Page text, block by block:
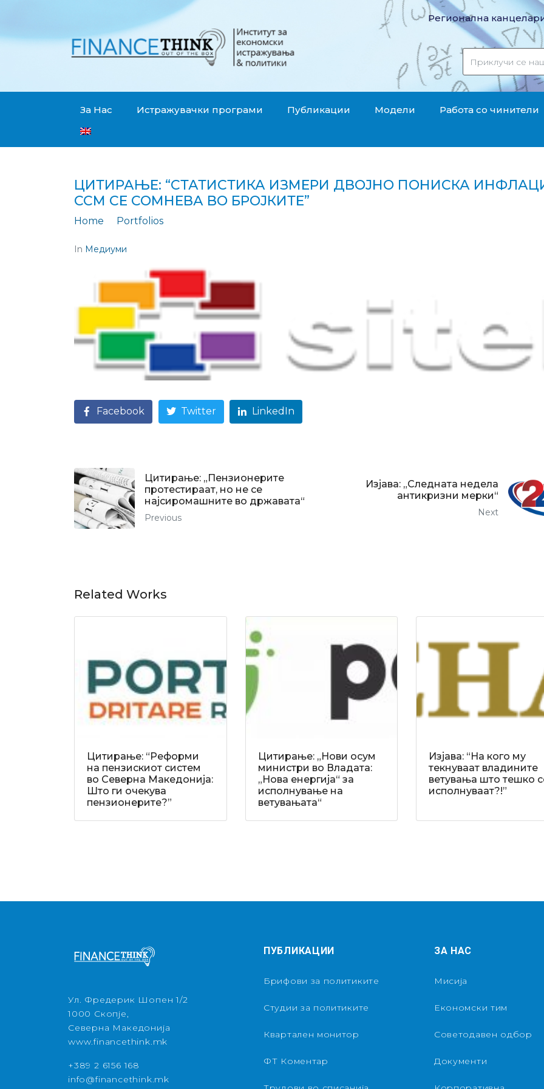
Регионална
За Нас Истражувачки програми Публикации Модели Работа со чинители
ЦИТИРАЊЕ: “СТАТИСТИКА ИЗМЕРИ ДВОЈНО ПОНИСКА
ССМ СЕ СОМНЕВА ВО БРОЈКИТЕ”
Home Portfolios
In Медиуми
Facebook Twitter LinkedIn
Цитирање: „Пензионерите
протестираат, но не се
најсиромашните во државата“
Previous
Изјава: „Следната недела
антикризни мерки“
Next
Related Works
Цитирање: “Реформи
на пензискиот систем
во Северна Македонија:
Што ги очекува
пензионерите?”
Цитирање: „Нови осум
министри во Владата:
„Нова енергија“ за
исполнување на
ветувањата“
Изјава: “На кого му
текнуваат владините
ветувања што тешко
исполнуваат?!”
Ул. Фредерик Шопен 1/2
1000 Скопје,
Северна Македонија
www.financethink.mk
+389 2 6156 168
info@financethink.mk
ПУБЛИКАЦИИ
Брифови за политиките
Студии за политиките
Квартален монитор
ФТ Коментар
ЗА НАС
Мисија
Економски тим
Советодавен одбор
Документи